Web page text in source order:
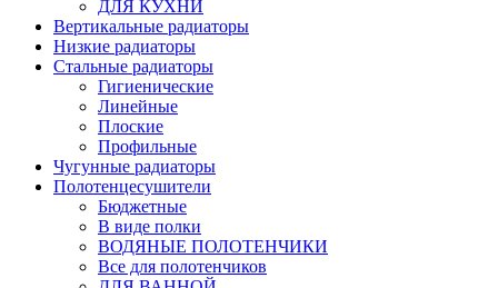
ДЛЯ КУХНИ
Вертикальные радиаторы
Низкие радиаторы
Стальные радиаторы
Гигиенические
Линейные
Плоские
Профильные
Чугунные радиаторы
Полотенцесушители
Бюджетные
В виде полки
ВОДЯНЫЕ ПОЛОТЕНЧИКИ
Все для полотенчиков